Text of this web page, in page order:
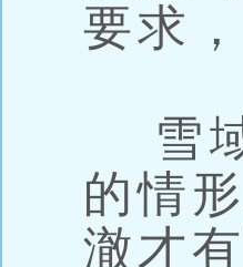
要求
雪域
的情
澈才